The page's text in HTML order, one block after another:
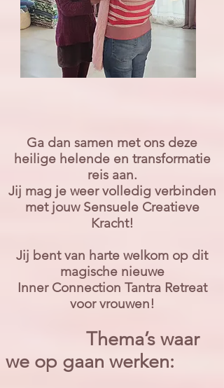
Ga dan samen met ons deze
heilige helende en transformatie
reis aan.
Jij mag je weer volledig verbinden
met jouw Sensuele Creatieve
Kracht!
Jij bent van harte welkom op dit
magische nieuwe
Inner Connection Tantra Retreat
voor vrouwen!
Thema’s waar
we op gaan werken: